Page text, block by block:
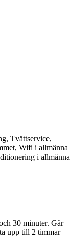
Tvättservice,
Wifi i allmänna
i allmänna
30 minuter. Går
upp till 2 timmar